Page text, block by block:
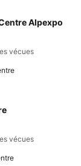
Alpexpo
vécues
vécues